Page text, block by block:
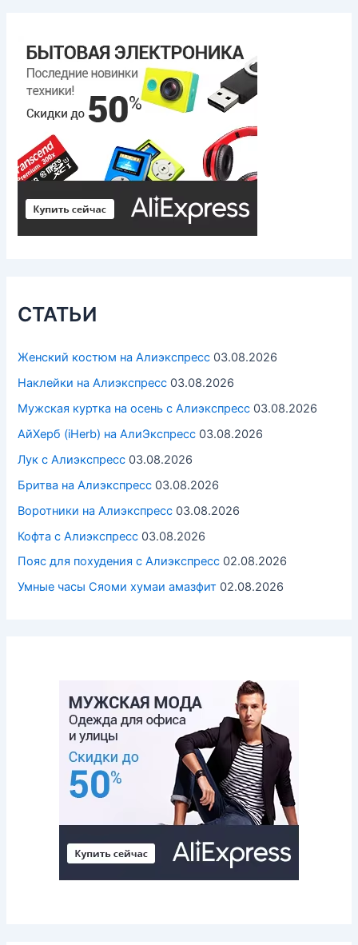
СТАТЬИ
Женский костюм на Алиэкспресс 03.08.2026
Наклейки на Алиэкспресс 03.08.2026
Мужская куртка на осень с Алиэкспресс 03.08.2026
АйХерб (iHerb) на АлиЭкспресс 03.08.2026
Лук с Алиэкспресс 03.08.2026
Бритва на Алиэкспресс 03.08.2026
Воротники на Алиэкспресс 03.08.2026
Кофта с Алиэкспресс 03.08.2026
Пояс для похудения с Алиэкспресс 02.08.2026
Умные часы Cяоми хумаи амазфит 02.08.2026